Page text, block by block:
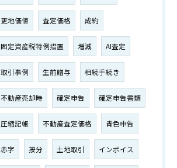
更地価値 査定価格 成約
固定資産税特例措置 増減 AI査定
取引事例 生前贈与 相続手続き
不動産売却時 確定申告 確定申告書類
圧縮記帳 不動産査定価格 青色申告
赤字 按分 土地取引 インボイス